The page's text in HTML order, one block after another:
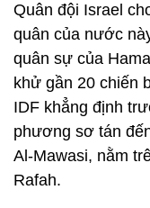
Quân đội Israel
quân của nước
quân sự của
khử gần 20 chiến
IDF khẳng định
phương sơ tán
Al-Mawasi, nằm
Rafah.